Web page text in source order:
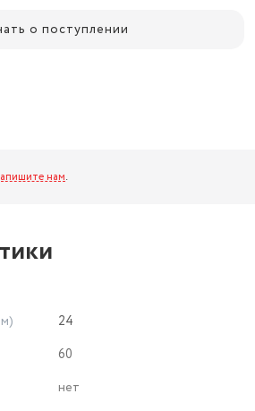
о поступлении
нам.
24
60
нет